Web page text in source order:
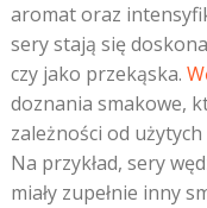
aromat oraz
sery stają się
czy jako przekąska.
doznania smakowe,
zależności od
Na przykład, sery
miały zupełnie inny